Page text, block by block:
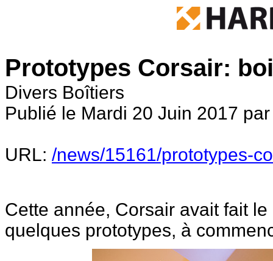
Prototypes Corsair:
Divers Boîtiers
Publié le Mardi 20 Juin 2017
URL: /news/15161/prototypes-
Cette année, Corsair avait fait
quelques prototypes, à